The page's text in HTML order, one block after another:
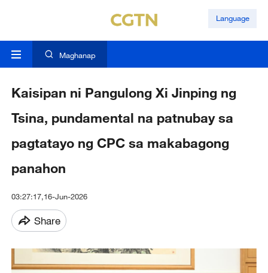
Language
Maghanap
Kaisipan ni Pangulong Xi Jinping ng
Tsina, pundamental na patnubay sa
pagtatayo ng CPC sa makabagong
panahon
03:27:17,16-Jun-2026
Share